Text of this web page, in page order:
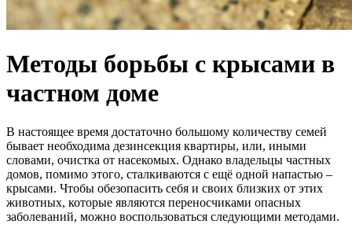
Методы борьбы с крысами в
частном доме
В настоящее время достаточно большому количеству семей
бывает необходима дезинсекция квартиры, или, иными
словами, очистка от насекомых. Однако владельцы частных
домов, помимо этого, сталкиваются с ещё одной напастью –
крысами. Чтобы обезопасить себя и своих близких от этих
животных, которые являются переносчиками опасных
заболеваний, можно воспользоваться следующими методами.